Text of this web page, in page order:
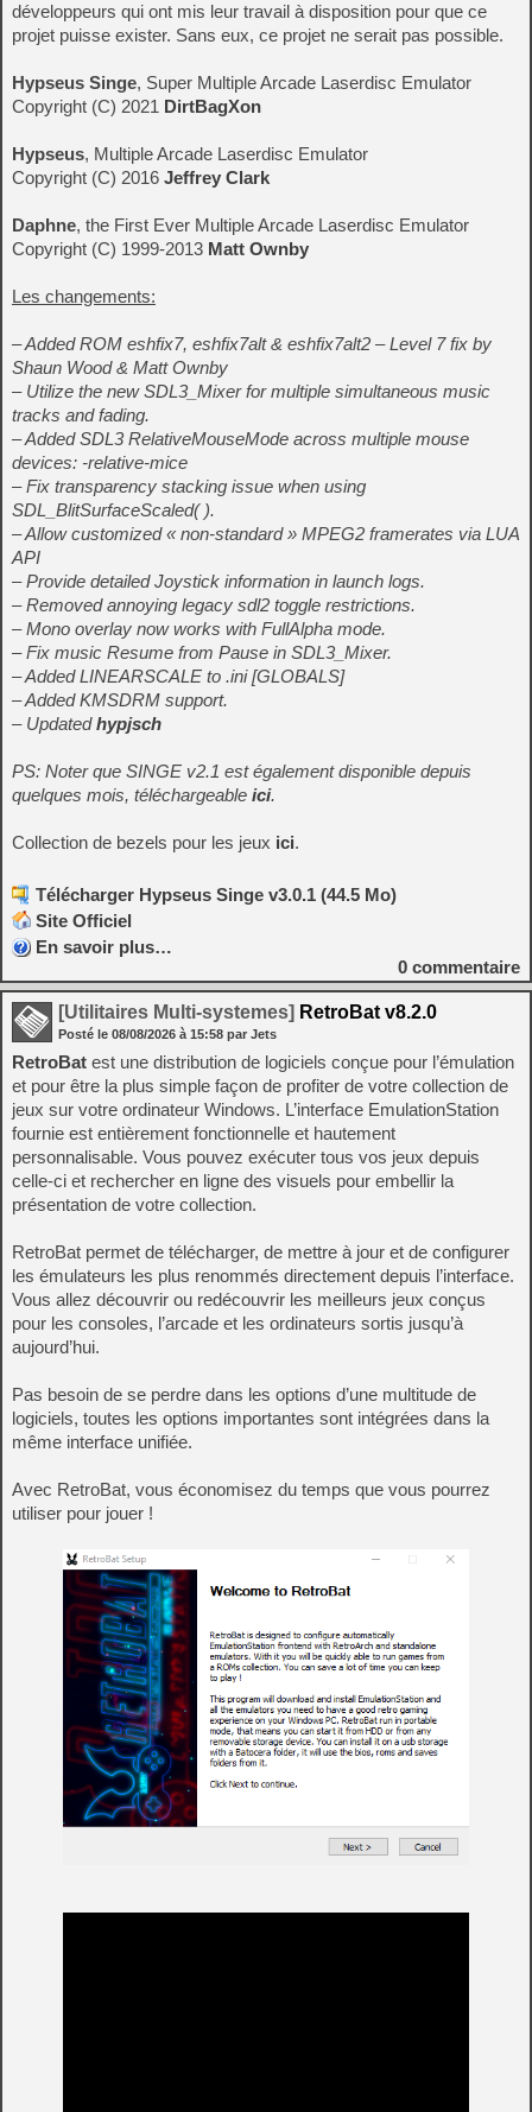
développeurs qui ont mis leur travail à disposition pour que ce
projet puisse exister. Sans eux, ce projet ne serait pas possible.
Hypseus Singe, Super Multiple Arcade Laserdisc Emulator
Copyright (C) 2021 DirtBagXon
Hypseus, Multiple Arcade Laserdisc Emulator
Copyright (C) 2016 Jeffrey Clark
Daphne, the First Ever Multiple Arcade Laserdisc Emulator
Copyright (C) 1999-2013 Matt Ownby
Les changements:
– Added ROM eshfix7, eshfix7alt & eshfix7alt2 – Level 7 fix by
Shaun Wood & Matt Ownby
– Utilize the new SDL3_Mixer for multiple simultaneous music
tracks and fading.
– Added SDL3 RelativeMouseMode across multiple mouse
devices: -relative-mice
– Fix transparency stacking issue when using
SDL_BlitSurfaceScaled( ).
– Allow customized « non-standard » MPEG2 framerates via LUA
API
– Provide detailed Joystick information in launch logs.
– Removed annoying legacy sdl2 toggle restrictions.
– Mono overlay now works with FullAlpha mode.
– Fix music Resume from Pause in SDL3_Mixer.
– Added LINEARSCALE to .ini [GLOBALS]
– Added KMSDRM support.
– Updatedhypjsch
PS: Noter que SINGE v2.1 est également disponible depuis
quelques mois, téléchargeable ici.
Collection de bezels pour les jeux ici.
Télécharger Hypseus Singe v3.0.1 (44.5 Mo)
Site Officiel
En savoir plus…
0 commentaire
[Utilitaires Multi-systemes] RetroBat v8.2.0
Posté le 08/08/2026 à 15:58 par Jets
RetroBat est une distribution de logiciels conçue pour l’émulation
et pour être la plus simple façon de profiter de votre collection de
jeux sur votre ordinateur Windows. L’interface EmulationStation
fournie est entièrement fonctionnelle et hautement
personnalisable. Vous pouvez exécuter tous vos jeux depuis
celle-ci et rechercher en ligne des visuels pour embellir la
présentation de votre collection.
RetroBat permet de télécharger, de mettre à jour et de configurer
les émulateurs les plus renommés directement depuis l’interface.
Vous allez découvrir ou redécouvrir les meilleurs jeux conçus
pour les consoles, l’arcade et les ordinateurs sortis jusqu’à
aujourd’hui.
Pas besoin de se perdre dans les options d’une multitude de
logiciels, toutes les options importantes sont intégrées dans la
même interface unifiée.
Avec RetroBat, vous économisez du temps que vous pourrez
utiliser pour jouer !